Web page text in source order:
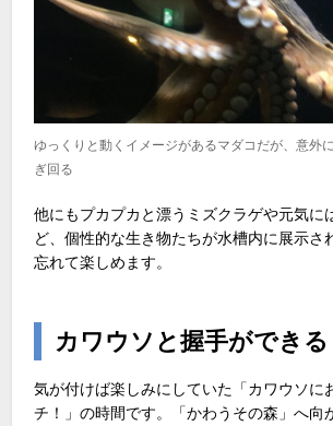
ゆっくりと動くイメージがあるマダコだが、意外
ぎ回る
他にもプカプカと漂うミズクラゲや元気に
ど、個性的な生き物たちが水槽内に展示さ
忘れて楽しめます。
カワウソと握手ができる
気が付けば楽しみにしていた「カワウソに
チ！」の時間です。「かわうその森」へ向